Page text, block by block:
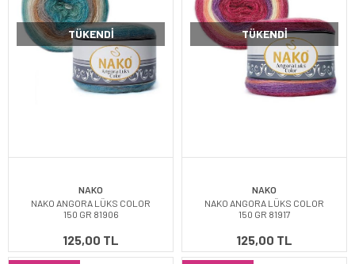
TÜKENDI
NAKO
NAKO ANGORA LÜKS COLOR
150 GR 81906
125,00 TL
TÜKENDI
NAKO
NAKO ANGORA LÜKS COLOR
150 GR 81917
125,00 TL